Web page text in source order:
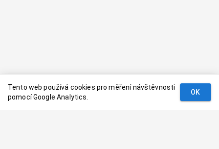
Tento web používá cookies pro měření návštěvnosti
pomocí Google Analytics.
OK